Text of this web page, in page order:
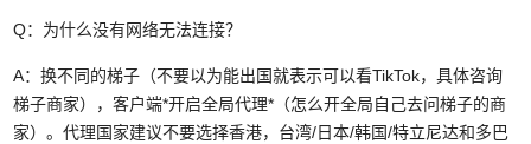
Q：为什么没有网络无法连接？
A：换不同的梯子（不要以为能出国就表示可以看TikTok，具体咨询
梯子商家），客户端*开启全局代理*（怎么开全局自己去问梯子的商
家）。代理国家建议不要选择香港，台湾/日本/韩国/特立尼达和多巴